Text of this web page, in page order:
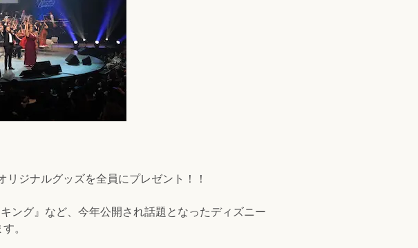
ジナルグッズを全員にプレゼント！！
ング』など、今年公開され話題となったディズニー
。